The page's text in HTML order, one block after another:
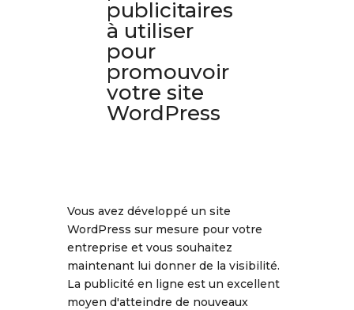
publicitaires
à utiliser
pour
promouvoir
votre site
WordPress
Vous avez développé un site
WordPress sur mesure pour votre
entreprise et vous souhaitez
maintenant lui donner de la visibilité.
La publicité en ligne est un excellent
moyen d'atteindre de nouveaux